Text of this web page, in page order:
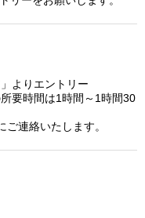
よりエントリー
要時間は1時間～1時間30
連絡いたします。